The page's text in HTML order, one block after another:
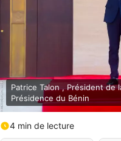
Patrice Talon , Président de
Présidence du Bénin
4 min de lecture